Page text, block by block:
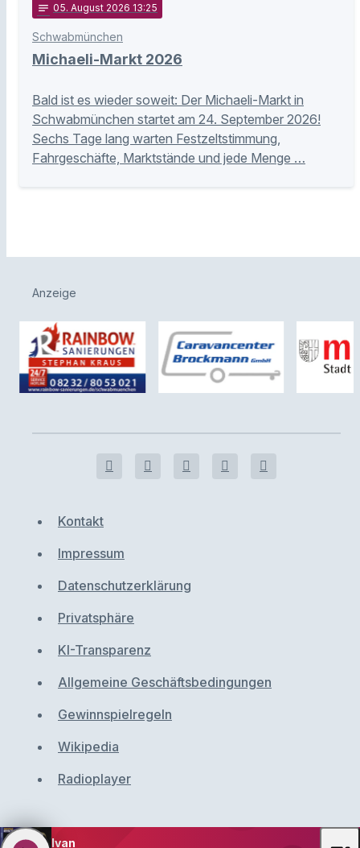
notes 05. August 2026 13:25
Schwabmünchen
Michaeli-Markt 2026
Bald ist es wieder soweit: Der Michaeli-Markt in
Schwabmünchen startet am 24. September 2026!
Sechs Tage lang warten Festzeltstimmung,
Fahrgeschäfte, Marktstände und jede Menge …
Anzeige
Kontakt
Impressum
Datenschutzerklärung
Privatsphäre
KI-Transparenz
Allgemeine Geschäftsbedingungen
Gewinnspielregeln
Wikipedia
Radioplayer
Ivan